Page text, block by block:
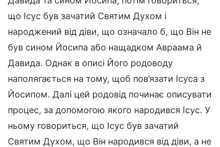
що Ісус був зачатий Святим Духом і
народжений від діви, що означало б, що Він не
був сином Йосипа або нащадком Авраама й
Давида. Однак в описі Його родоводу
наполягається на тому, щоб пов’язати Ісуса з
Йосипом. Далі цей родовід починає описувати
процес, за допомогою якого народився Ісус. У
ньому говориться, що Ісус був зачатий
Святим Духом, що Він народився від діви, а не